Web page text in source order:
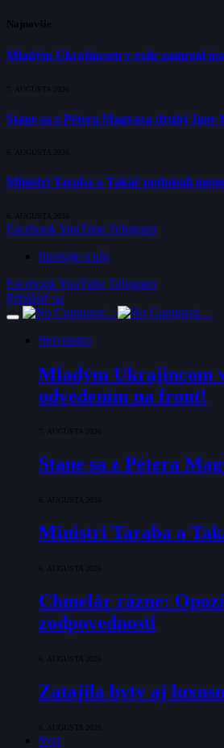
Najnovšie
Mladým Ukrajincom v exile zamrzol
7. AUGUSTA 2026
Stane sa z Pétera Magyara druhý
6. AUGUSTA 2026
Ministri Taraba a Takáč podpísali
6. AUGUSTA 2026
FacebookYouTube Telegram
Inzerujte u nás
FacebookYouTube Telegram
Prihlásiť sa
Slovensko
Mladým Ukrajincom
odvedením na front!
7. AUGUSTA 2026
Stane sa z Pétera
6. AUGUSTA 2026
Ministri Taraba a
6. AUGUSTA 2026
Chmelár rázne:
zodpovednosti
6. AUGUSTA 2026
Zatajila byty aj
6. AUGUSTA 2026
Svet